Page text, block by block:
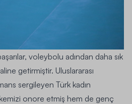
voleybolu adından daha sık
getirmiştir. Uluslararası
sergileyen Türk kadın
onore etmiş hem de genç